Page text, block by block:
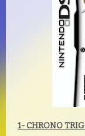
1- CHRONO